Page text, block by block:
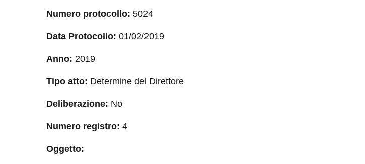
Numero protocollo: 5024
Data Protocollo: 01/02/2019
Anno: 2019
Tipo atto: Determine del Direttore
Deliberazione: No
Numero registro: 4
Oggetto: